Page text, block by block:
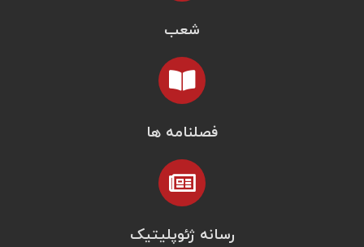
شعب
فصلنامه ها
رسانه ژئوپلیتیک